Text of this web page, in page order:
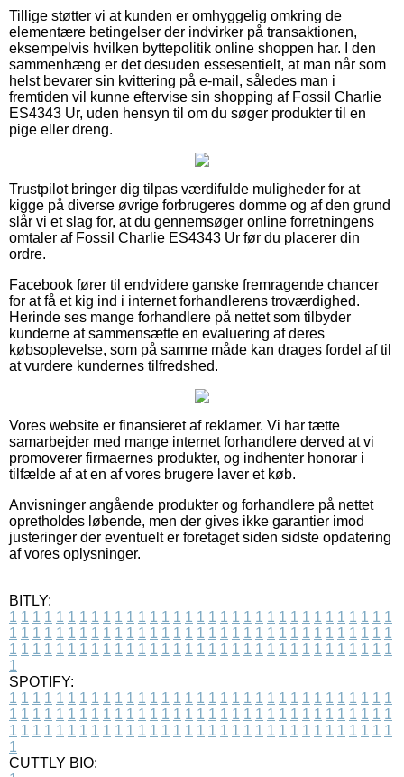
Tillige støtter vi at kunden er omhyggelig omkring de
elementære betingelser der indvirker på transaktionen,
eksempelvis hvilken byttepolitik online shoppen har. I den
sammenhæng er det desuden essesentielt, at man når som
helst bevarer sin kvittering på e-mail, således man i
fremtiden vil kunne eftervise sin shopping af Fossil Charlie
ES4343 Ur, uden hensyn til om du søger produkter til en
pige eller dreng.
Trustpilot bringer dig tilpas værdifulde muligheder for at
kigge på diverse øvrige forbrugeres domme og af den grund
slår vi et slag for, at du gennemsøger online forretningens
omtaler af Fossil Charlie ES4343 Ur før du placerer din
ordre.
Facebook fører til endvidere ganske fremragende chancer
for at få et kig ind i internet forhandlerens troværdighed.
Herinde ses mange forhandlere på nettet som tilbyder
kunderne at sammensætte en evaluering af deres
købsoplevelse, som på samme måde kan drages fordel af til
at vurdere kundernes tilfredshed.
Vores website er finansieret af reklamer. Vi har tætte
samarbejder med mange internet forhandlere derved at vi
promoverer firmaernes produkter, og indhenter honorar i
tilfælde af at en af vores brugere laver et køb.
Anvisninger angående produkter og forhandlere på nettet
opretholdes løbende, men der gives ikke garantier imod
justeringer der eventuelt er foretaget siden sidste opdatering
af vores oplysninger.
BITLY:
1 1 1 1 1 1 1 1 1 1 1 1 1 1 1 1 1 1 1 1 1 1 1 1 1 1 1 1 1 1 1 1 1
1 1 1 1 1 1 1 1 1 1 1 1 1 1 1 1 1 1 1 1 1 1 1 1 1 1 1 1 1 1 1 1 1
1 1 1 1 1 1 1 1 1 1 1 1 1 1 1 1 1 1 1 1 1 1 1 1 1 1 1 1 1 1 1 1 1
1
SPOTIFY:
1 1 1 1 1 1 1 1 1 1 1 1 1 1 1 1 1 1 1 1 1 1 1 1 1 1 1 1 1 1 1 1 1
1 1 1 1 1 1 1 1 1 1 1 1 1 1 1 1 1 1 1 1 1 1 1 1 1 1 1 1 1 1 1 1 1
1 1 1 1 1 1 1 1 1 1 1 1 1 1 1 1 1 1 1 1 1 1 1 1 1 1 1 1 1 1 1 1 1
1
CUTTLY BIO: